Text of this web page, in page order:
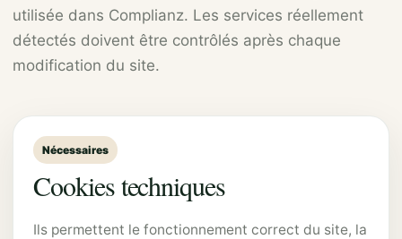
utilisée dans Complianz. Les services réellement
détectés doivent être contrôlés après chaque
modification du site.
Nécessaires
Cookies techniques
Ils permettent le fonctionnement correct du site, la